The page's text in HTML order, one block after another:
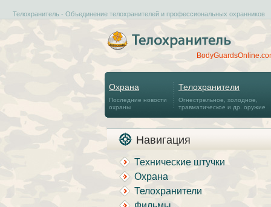
Телохранитель - Объединение телохранителей и профессиональных охранников
Охрана
Последние новости
охраны
Телохранители
Огнестрельное, холодное,
травматическое и др. оружие
Навигация
Технические штучки
Охрана
Телохранители